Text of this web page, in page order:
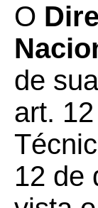
O
de
art.
12 de